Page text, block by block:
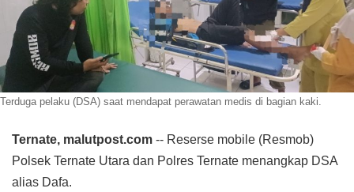
Terduga pelaku (DSA) saat mendapat perawatan medis di bagian kaki.
Ternate, malutpost.com -- Reserse mobile (Resmob)
Polsek Ternate Utara dan Polres Ternate menangkap DSA
alias Dafa.